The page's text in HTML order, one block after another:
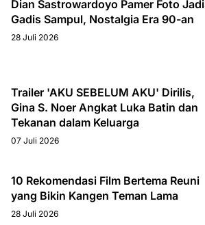
Dian Sastrowardoyo Pamer Foto Jadi
Gadis Sampul, Nostalgia Era 90-an
28 Juli 2026
Trailer 'AKU SEBELUM AKU' Dirilis,
Gina S. Noer Angkat Luka Batin dan
Tekanan dalam Keluarga
07 Juli 2026
10 Rekomendasi Film Bertema Reuni
yang Bikin Kangen Teman Lama
28 Juli 2026